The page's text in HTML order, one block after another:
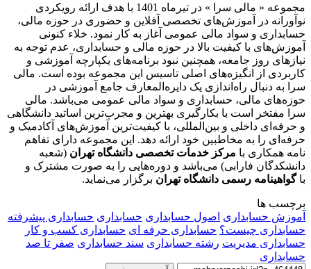
مجموعه « مالی سرا » در تیرماه 1401 با هدف ارائه رویکردی
نوآورانه در آموزش‌های تخصصی آفلاین و حضوری در حوزه مالی،
حسابداری و سواد مالی عمومی آغاز به کار نمود. خلاء کنونی
آموزش‌های با کیفیت بالا در حوزه مالی و حسابداری، عدم توجه به
نیازهای روز جامعه، همچنین نبود برنامه‌های یکپارچه آموزشی و
کاربردی از انگیزه‌های اصلی تاسیس این مجموعه بوده است. مالی
سرا به دنبال راه‌اندازی یک دایره‌المعارف جامع آموزشی در
حوزه‌های مالی، حسابداری و سواد مالی عمومی می‌باشد. مالی
سرا مفتخر است با بکارگیری بهترین و مجرب‌ترین اساتید دانشگاهی
و حرفه‌ای داخلی و بین‌المللی، با کیفیت‌ترین آموزش‌های آکادمیک و
حرفه‌ای را به مخاطبین خود ارائه دهد. این مجموعه دارای تفاهم
نامه همکاری با مرکز خدمات تخصصی دانشگاه تهران (شعبه
دانشکدگان فارابی) می‌باشد و دوره‌هایی را به صورت مشترک و
باگواهینامه رسمی دانشگاه تهران برگزار می‌نماید.
برچسب ها
آموزش حسابداری اصول حسابداری حسابداری حسابداری پیشرفته
حسابداری چیست؟ حسابداری حرفه ای حسابداری کسب و کار
حسابداری مدیریت رشته حسابداری سند حسابداری صفر تا صد
حسابداری